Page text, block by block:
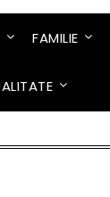
FAMILIE